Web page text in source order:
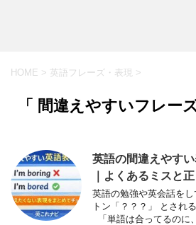
HOME > 英語フレーズ・表現 >
「 間違えやすいフレー
英語の間違えやすい
｜よくあるミスと
英語の勉強や英会話を
トン「？？？」 とされ
「単語は合ってるのに